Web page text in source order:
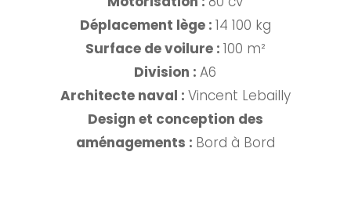
Déplacement lège: 14 100 kg
Surface de voilure : 100 m²
Division :A6
Architecte naval : Vincent Lebailly
Design et conception des
aménagements : Bord à Bord